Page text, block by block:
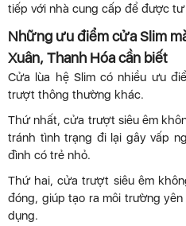
tiếp với nhà cung cấp để được
Những ưu điểm cửa Slim
Xuân, Thanh Hóa cần biết
Cửa lùa hệ Slim có nhiều ưu
trượt thông thường khác.
Thứ nhất, cửa trượt siêu êm
tránh tình trạng đi lại gây vấp
đình có trẻ nhỏ.
Thứ hai, cửa trượt siêu êm
đóng, giúp tạo ra môi trường
dụng.